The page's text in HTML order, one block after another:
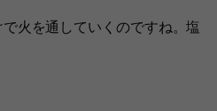
火を通していくのですね。塩